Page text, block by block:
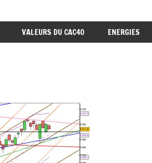
VALEURS DU CAC40 ENERGIES